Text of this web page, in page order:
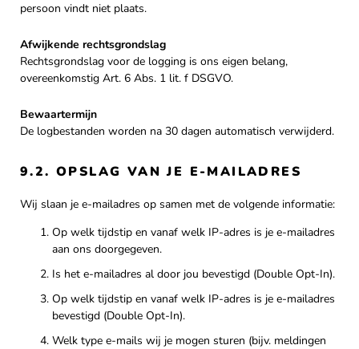
persoon vindt niet plaats.
Afwijkende rechtsgrondslag
Rechtsgrondslag voor de logging is ons eigen belang,
overeenkomstig Art. 6 Abs. 1 lit. f DSGVO.
Bewaartermijn
De logbestanden worden na 30 dagen automatisch verwijderd.
9.2. OPSLAG VAN JE E-MAILADRES
Wij slaan je e-mailadres op samen met de volgende informatie:
Op welk tijdstip en vanaf welk IP-adres is je e-mailadres
aan ons doorgegeven.
Is het e-mailadres al door jou bevestigd (Double Opt-In).
Op welk tijdstip en vanaf welk IP-adres is je e-mailadres
bevestigd (Double Opt-In).
Welk type e-mails wij je mogen sturen (bijv. meldingen